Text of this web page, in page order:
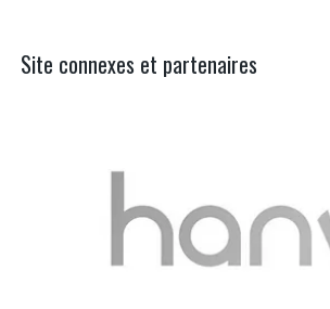
Site connexes et partenaires